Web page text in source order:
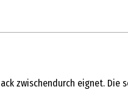
zwischendurch eignet. Die